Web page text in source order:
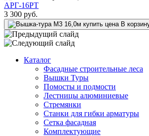
АРГ-16РТ
3 300 руб.
В
Каталог
Фасадные строительные леса
Вышки Туры
Помосты и подмости
Лестницы алюминиевые
Стремянки
Cтанки для гибки арматуры
Сетка фасадная
Комплектующие